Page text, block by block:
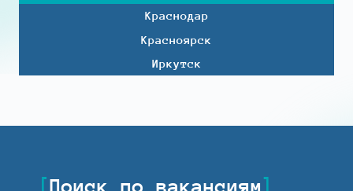
Краснодар
Красноярск
Иркутск